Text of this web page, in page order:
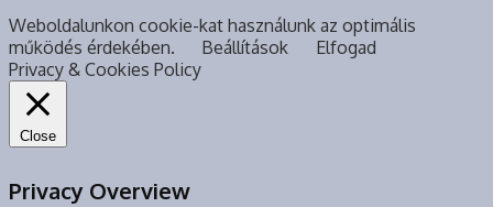
Weboldalunkon cookie-kat használunk az optimális
működés érdekében.
Beállítások
Elfogad
Privacy & Cookies Policy
Close
Privacy Overview